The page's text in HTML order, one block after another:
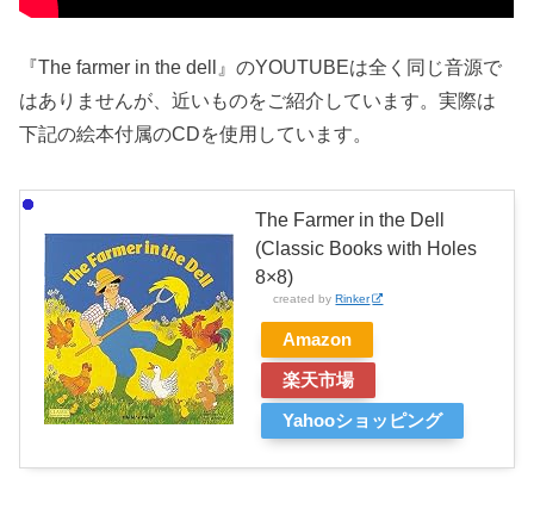
『The farmer in the dell』のYOUTUBEは全く同じ音源で
はありませんが、近いものをご紹介しています。実際は
下記の絵本付属のCDを使用しています。
The Farmer in the Dell
(Classic Books with Holes
8×8)
created byRinker
Amazon
楽天市場
Yahooショッピング